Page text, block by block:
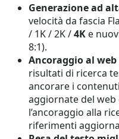
Generazione ad
velocità da fascia
/ 1K / 2K /4K e
8:1).
Ancoraggio al
risultati di ricerca
ancorare i
aggiornate del web
l’ancoraggio alla
riferimenti